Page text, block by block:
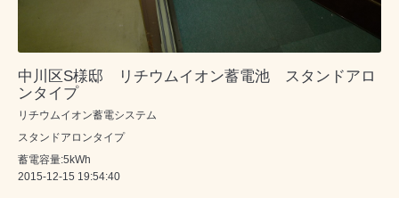
中川区S様邸 リチウムイオン蓄電池 スタンドアロ
ンタイプ
リチウムイオン蓄電システム
スタンドアロンタイプ
蓄電容量:5kWh
2015-12-15 19:54:40